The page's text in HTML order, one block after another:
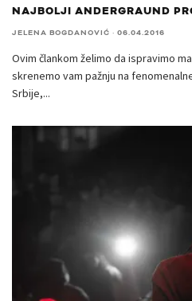
NAJBOLJI ANDERGRAUND
JELENA BOGDANOVIĆ · 06.04.2016
Ovim člankom želimo da ispravimo
skrenemo vam pažnju na
Srbije,...